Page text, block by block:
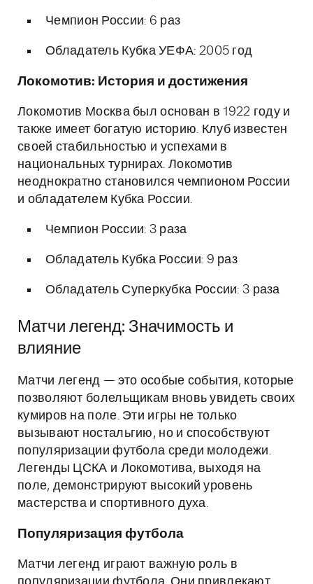
Чемпион России: 6 раз
Обладатель Кубка УЕФА: 2005 год
Локомотив: История и достижения
Локомотив Москва был основан в 1922 году и
также имеет богатую историю. Клуб известен
своей стабильностью и успехами в
национальных турнирах. Локомотив
неоднократно становился чемпионом России
и обладателем Кубка России.
Чемпион России: 3 раза
Обладатель Кубка России: 9 раз
Обладатель Суперкубка России: 3 раза
Матчи легенд: Значимость и
влияние
Матчи легенд — это особые события, которые
позволяют болельщикам вновь увидеть своих
кумиров на поле. Эти игры не только
вызывают ностальгию, но и способствуют
популяризации футбола среди молодежи.
Легенды ЦСКА и Локомотива, выходя на
поле, демонстрируют высокий уровень
мастерства и спортивного духа.
Популяризация футбола
Матчи легенд играют важную роль в